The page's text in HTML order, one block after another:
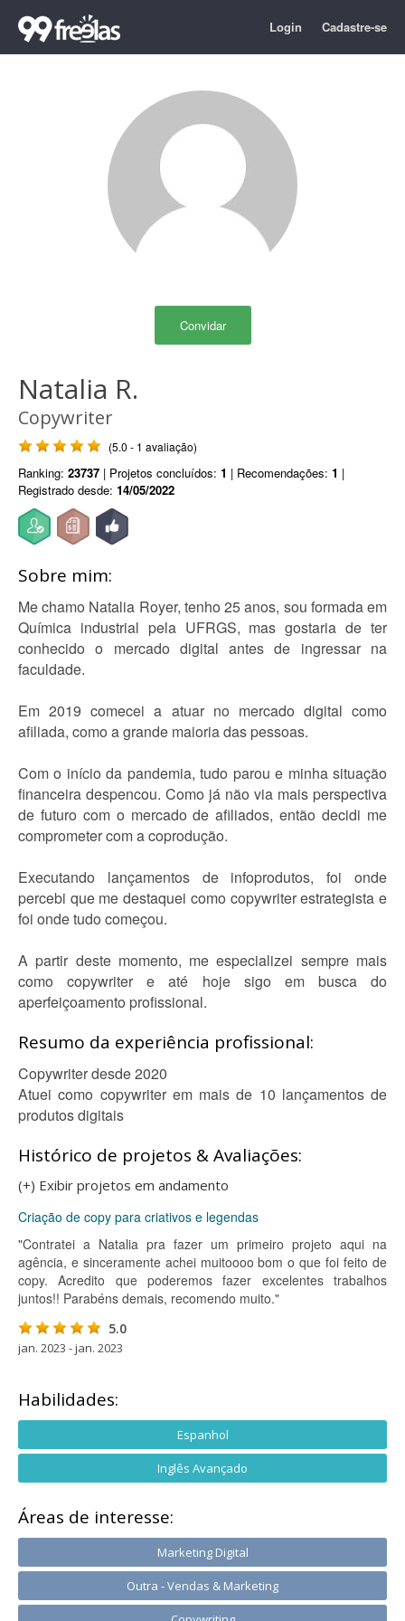
Login Cadastre-se
Convidar
Natalia R.
Copywriter
(5.0 - 1 avaliação)
Ranking: 23737 | Projetos concluídos: 1 | Recomendações: 1 |
Registrado desde: 14/05/2022
Sobre mim:
Me chamo Natalia Royer, tenho 25 anos, sou formada em
Química industrial pela UFRGS, mas gostaria de ter
conhecido o mercado digital antes de ingressar na
faculdade.
Em 2019 comecei a atuar no mercado digital como
afiliada, como a grande maioria das pessoas.
Com o início da pandemia, tudo parou e minha situação
financeira despencou. Como já não via mais perspectiva
de futuro com o mercado de afiliados, então decidi me
comprometer com a coprodução.
Executando lançamentos de infoprodutos, foi onde
percebi que me destaquei como copywriter estrategista e
foi onde tudo começou.
A partir deste momento, me especializei sempre mais
como copywriter e até hoje sigo em busca do
aperfeiçoamento profissional.
Resumo da experiência profissional:
Copywriter desde 2020
Atuei como copywriter em mais de 10 lançamentos de
produtos digitais
Histórico de projetos & Avaliações:
(+) Exibir projetos em andamento
Criação de copy para criativos e legendas
"Contratei a Natalia pra fazer um primeiro projeto aqui na
agência, e sinceramente achei muitoooo bom o que foi feito de
copy. Acredito que poderemos fazer excelentes trabalhos
juntos!! Parabéns demais, recomendo muito."
5.0
jan. 2023 - jan. 2023
Habilidades:
Espanhol
Inglês Avançado
Áreas de interesse:
Marketing Digital
Outra - Vendas & Marketing